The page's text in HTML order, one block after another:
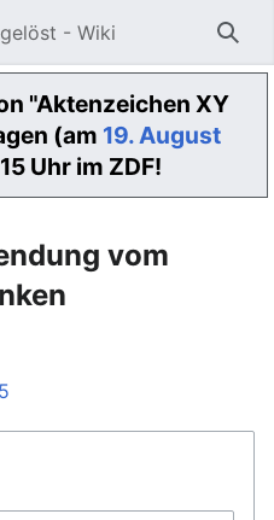
- Wiki
"Aktenzeichen XY
(am 19. August
Uhr im ZDF!
vom